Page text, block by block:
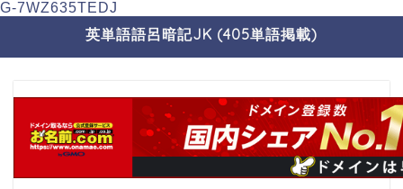
G-7WZ635TEDJ
英単語語呂暗記JK (405単語掲載)